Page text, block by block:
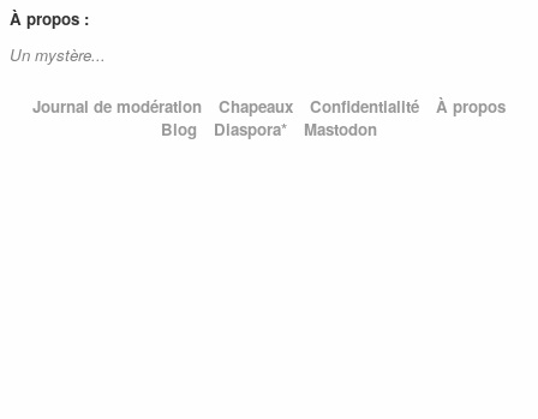
À propos :
Un mystère...
Journal de modération Chapeaux Confidentialité
À propos
Blog
Diaspora* Mastodon